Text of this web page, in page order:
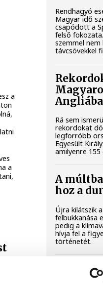
a
a
Rendhagyó
Magyar idő
csapódott a
felső
szemmel
távcsövekkel
Rá sem
rekordokat
legforróbb
Egyesült
amilyenre
A
hoz a
Újra kilátszik
felbukkanása
pedig a
hívja fel a
történetét.
Magyar